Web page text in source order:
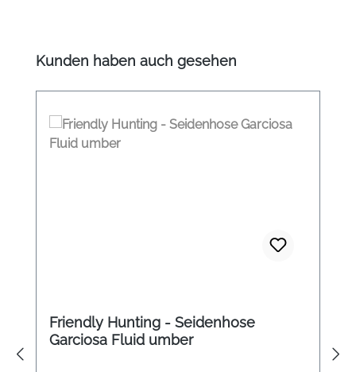
Produktgalerie überspringen
Kunden haben auch gesehen
Friendly Hunting - Seidenhose
Garciosa Fluid umber